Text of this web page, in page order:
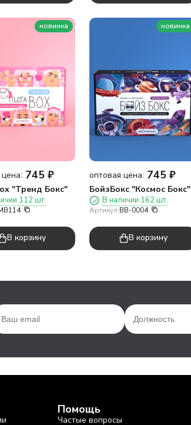
новинка
745 ₽
"Тренд Бокс"
112 шт.
В корзину
новинка
оптовая цена: 745 ₽
БойзБокс "Космос Бокс"
В наличии 162 шт.
Артикул:BB-0004
В корзину
Помощь
Частые вопросы